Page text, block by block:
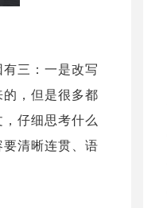
三：一是改写
，但是很多都
仔细思考什么
清晰连贯、语